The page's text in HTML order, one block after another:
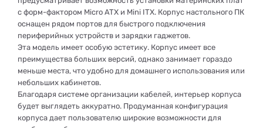
с форм-фактором Micro ATX и Mini ITX. Корпус настольного ПК
оснащен рядом портов для быстрого подключения
периферийных устройств и зарядки гаджетов.
Эта модель имеет особую эстетику. Корпус имеет все
преимущества больших версий, однако занимает гораздо
меньше места, что удобно для домашнего использования или
небольших кабинетов.
Благодаря системе организации кабелей, интерьер корпуса
будет выглядеть аккуратно. Продуманная конфигурация
корпуса дает пользователю широкие возможности для